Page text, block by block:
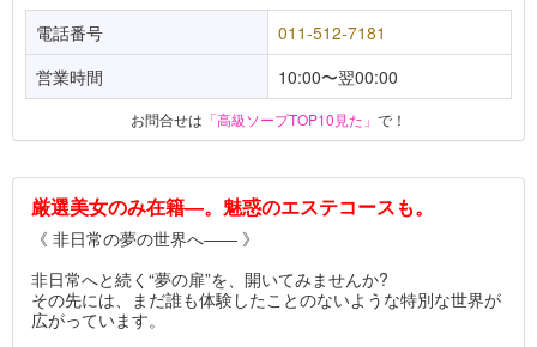
電話番号
011-512-7181
営業時間
10:00〜翌00:00
お問合せは 「高級ソープTOP10見た」 で！
厳選美女のみ在籍―。魅惑のエステコースも。
《 非日常の夢の世界へ―― 》
非日常へと続く“夢の扉”を、開いてみませんか?
その先には、まだ誰も体験したことのないような特別な世界が
広がっています。